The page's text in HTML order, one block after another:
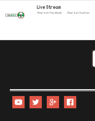
Live Stream
Share on Facebook Share on Twitter